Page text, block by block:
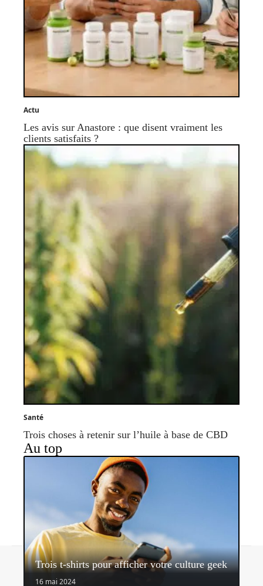
Actu
Les avis sur Anastore : que disent vraiment les
clients satisfaits ?
Santé
Trois choses à retenir sur l’huile à base de CBD
Au top
Trois t-shirts pour afficher votre culture geek
16 mai 2024
Contact Mentions légales Sitemap